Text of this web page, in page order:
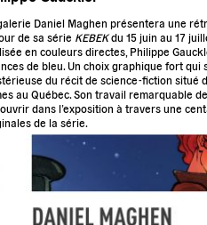
Daniel Maghen présentera une
de sa série KEBEKdu 15 juin au 17
en couleurs directes, Philippe
de bleu. Un choix graphique fort qui
du récit de science-fiction situé
au Québec. Son travail remarquable
dans l’exposition à travers une
de la série.